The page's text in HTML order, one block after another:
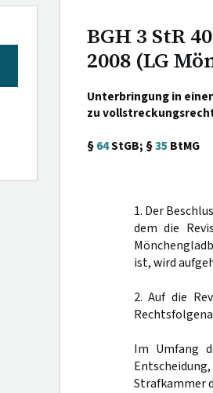
BGH 3 StR
2008 (LG
Unterbringung in
zu
§64StGB; §35 BtMG
1. Der
dem die
ist, wird
2. Auf die
Im Umfang
Strafkammer